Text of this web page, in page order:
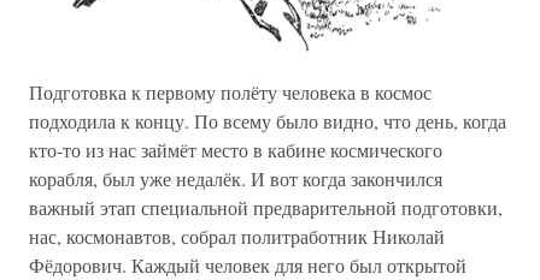
Подготовка к первому полёту человека в космос
подходила к концу. По всему было видно, что день, когда
кто-то из нас займёт место в кабине космического
корабля, был уже недалёк. И вот когда закончился
важный этап специальной предварительной подготовки,
нас, космонавтов, собрал политработник Николай
Фёдорович. Каждый человек для него был открытой